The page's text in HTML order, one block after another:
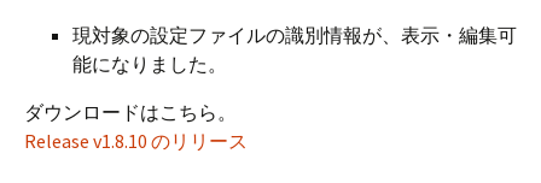
現対象の設定ファイルの識別情報が、表示・編集可
能になりました。
ダウンロードはこちら。
Release v1.8.10 のリリース